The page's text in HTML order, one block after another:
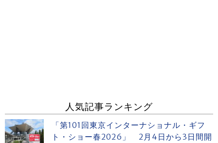
人気記事ランキング
「第101回東京インターナショナル・ギフ
ト・ショー春2026」 2月4日から3日間開